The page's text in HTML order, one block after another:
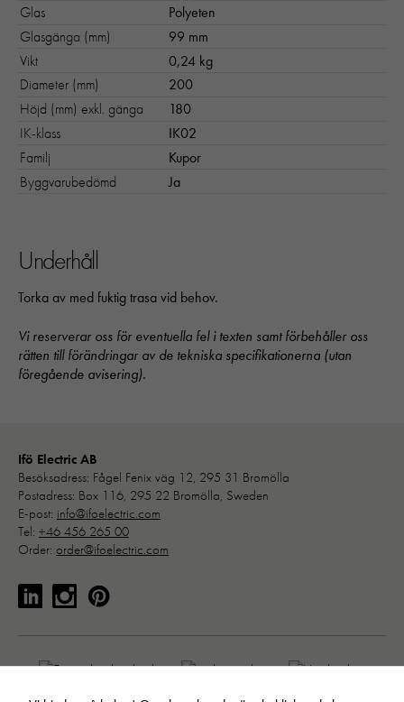
Glas
Polyeten
Glasgänga (mm)
99 mm
Vikt
0,24 kg
Diameter (mm)
200
Höjd (mm) exkl. gänga
180
IK-klass
IK02
Familj
Kupor
Byggvarubedömd
Ja
Underhåll
Torka av med fuktig trasa vid behov.
Vi reserverar oss för eventuella fel i texten samt förbehåller oss
rätten till förändringar av de tekniska specifikationerna (utan
föregående avisering).
Ifö Electric AB
Besöksadress: Fågel Fenix väg 12, 295 31 Bromölla
Postadress: Box 116, 295 22 Bromölla, Sweden
E-post: info@ifoelectric.com
Tel: +46 456 265 00
Order: order@ifoelectric.com